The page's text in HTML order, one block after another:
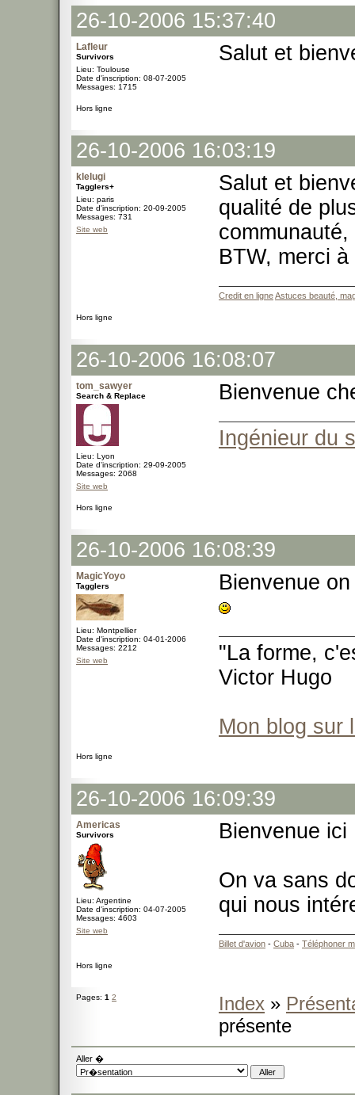
26-10-2006 15:37:40
Lafleur
Survivors
Lieu: Toulouse
Date d'inscription: 08-07-2005
Messages: 1715
Salut et
Hors ligne
26-10-2006 16:03:19
klelugi
Tagglers+
Lieu: paris
Date d'inscription: 20-09-2005
Messages: 731
Site web
Salut et
qualité de
communauté,
BTW, merci
Credit en ligneAstuces beauté,
Hors ligne
26-10-2006 16:08:07
tom_sawyer
Search & Replace
Lieu: Lyon
Date d'inscription: 29-09-2005
Messages: 2068
Site web
Bienvenue
Ingénieur du
Hors ligne
26-10-2006 16:08:39
MagicYoyo
Tagglers
Lieu: Montpellier
Date d'inscription: 04-01-2006
Messages: 2212
Site web
Bienvenue
"La forme,
Victor Hugo
Mon blog sur
Hors ligne
26-10-2006 16:09:39
Americas
Survivors
Lieu: Argentine
Date d'inscription: 04-07-2005
Messages: 4603
Site web
Bienvenue
On va sans
qui nous
Billet d'avion - Cuba - Téléphoner
Hors ligne
Pages: 1 2 Index »
présente
Aller �